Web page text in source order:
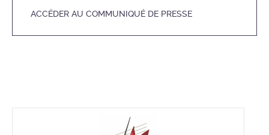
ACCÉDER AU COMMUNIQUÉ DE PRESSE